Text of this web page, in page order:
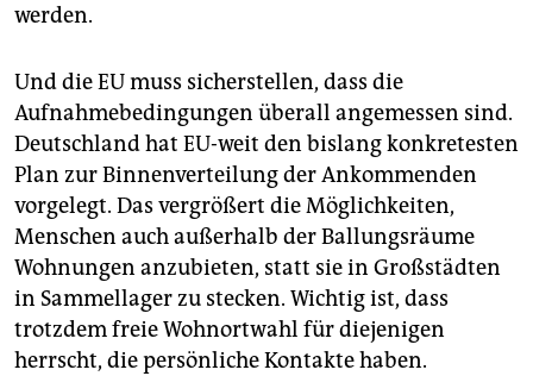
werden.
Und die EU muss sicherstellen, dass die
Aufnahmebedingungen überall angemessen sind.
Deutschland hat EU-weit den bislang konkretesten
Plan zur Binnenverteilung der Ankommenden
vorgelegt. Das vergrößert die Möglichkeiten,
Menschen auch außerhalb der Ballungsräume
Wohnungen anzubieten, statt sie in Großstädten
in Sammellager zu stecken. Wichtig ist, dass
trotzdem freie Wohnortwahl für diejenigen
herrscht, die persönliche Kontakte haben.